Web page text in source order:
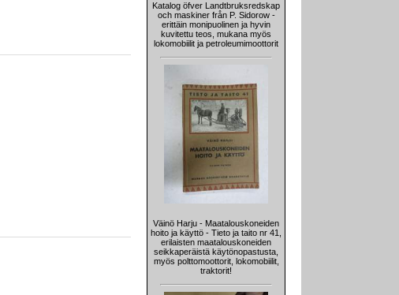
Katalog öfver Landtbruksredskap
och maskiner från P. Sidorow -
erittäin monipuolinen ja hyvin
kuvitettu teos, mukana myös
lokomobiilit ja petroleumimoottorit
Väinö Harju - Maatalouskoneiden
hoito ja käyttö - Tieto ja taito nr 41,
erilaisten maatalouskoneiden
seikkaperäistä käytönopastusta,
myös polttomoottorit, lokomobiilit,
traktorit!